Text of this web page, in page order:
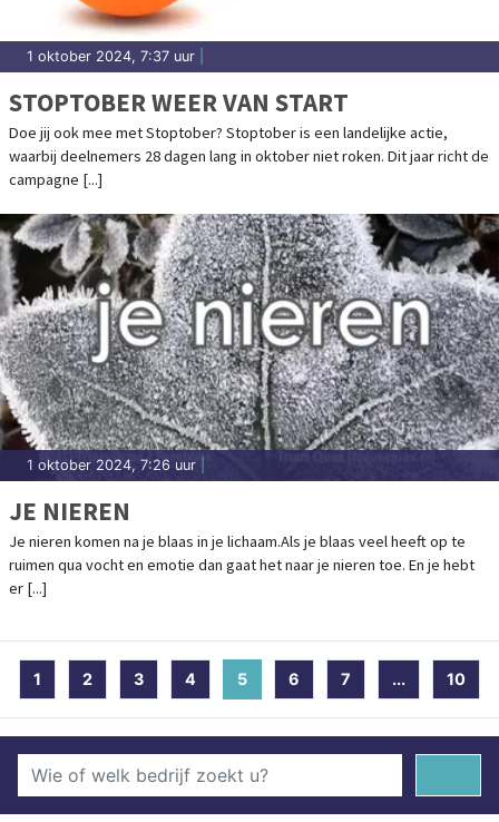
1 oktober 2024, 7:37 uur
STOPTOBER WEER VAN START
Doe jij ook mee met Stoptober? Stoptober is een landelijke actie,
waarbij deelnemers 28 dagen lang in oktober niet roken. Dit jaar richt de
campagne [...]
1 oktober 2024, 7:26 uur
JE NIEREN
Je nieren komen na je blaas in je lichaam.Als je blaas veel heeft op te
ruimen qua vocht en emotie dan gaat het naar je nieren toe. En je hebt
er [...]
1 2 3 4 5 (current)
6 7 ... 10